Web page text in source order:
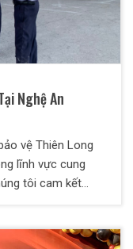
Nghệ An
vệ Thiên Long
lĩnh vực cung
tôi cam kết
tranh, phù hợp